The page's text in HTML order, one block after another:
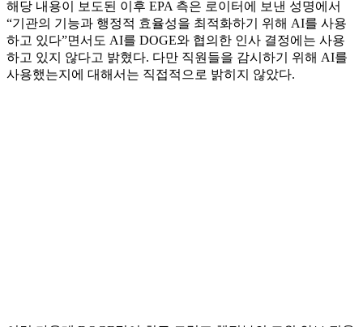
해당 내용이 보도된 이후 EPA 측은 로이터에 보낸 성명에서
“기관의 기능과 행정적 효율성을 최적화하기 위해 AI를 사용
하고 있다”면서도 AI를 DOGE와 협의한 인사 결정에는 사용
하고 있지 않다고 밝혔다. 다만 직원들을 감시하기 위해 AI를
사용했는지에 대해서는 직접적으로 밝히지 않았다.